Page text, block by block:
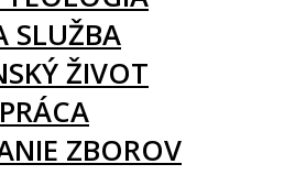
SLUŽBA
ŽIVOT
ZBOROV